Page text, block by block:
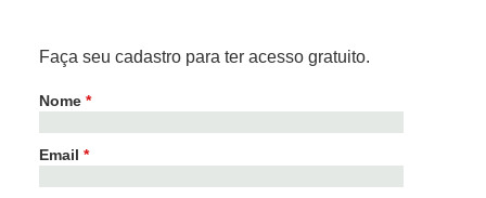
Faça seu cadastro para ter acesso gratuito.
Nome *
Email *